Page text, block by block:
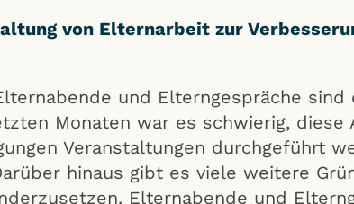
von Elternarbeit zur
und Elterngespräche
Monaten war es schwierig, diese
Veranstaltungen durchgeführt
hinaus gibt es viele weitere
Elternabende und